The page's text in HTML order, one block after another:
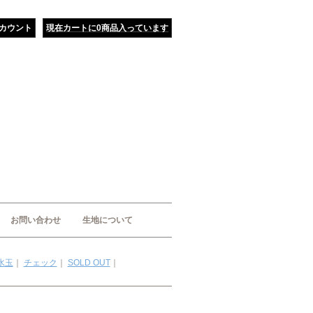
現在カートに0商品入っています
ウント
お問い合わせ 生地について
玉 チェック SOLD OUT｜